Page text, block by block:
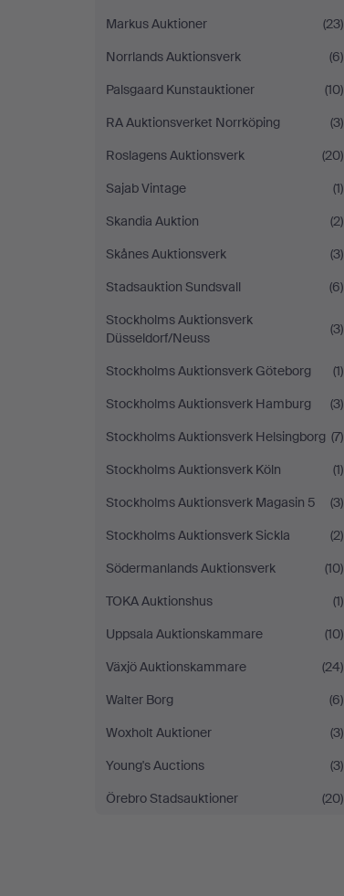
Markus Auktioner
(23)
Norrlands Auktionsverk
(6)
Palsgaard Kunstauktioner
(10)
RA Auktionsverket Norrköping
(3)
Roslagens Auktionsverk
(20)
Sajab Vintage
(1)
Skandia Auktion
(2)
Skånes Auktionsverk
(3)
Stadsauktion Sundsvall
(6)
Stockholms Auktionsverk
Düsseldorf/Neuss
(3)
Stockholms Auktionsverk Göteborg
(1)
Stockholms Auktionsverk Hamburg
(3)
Stockholms Auktionsverk Helsingborg (7)
Stockholms Auktionsverk Köln
(1)
Stockholms Auktionsverk Magasin 5
(3)
Stockholms Auktionsverk Sickla
(2)
Södermanlands Auktionsverk
(10)
TOKA Auktionshus
(1)
Uppsala Auktionskammare
(10)
Växjö Auktionskammare
(24)
Walter Borg
(6)
Woxholt Auktioner
(3)
Young's Auctions
(3)
Örebro Stadsauktioner
(20)